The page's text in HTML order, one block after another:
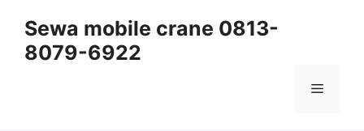
content
Sewa mobile crane 0813-
8079-6922
Menu